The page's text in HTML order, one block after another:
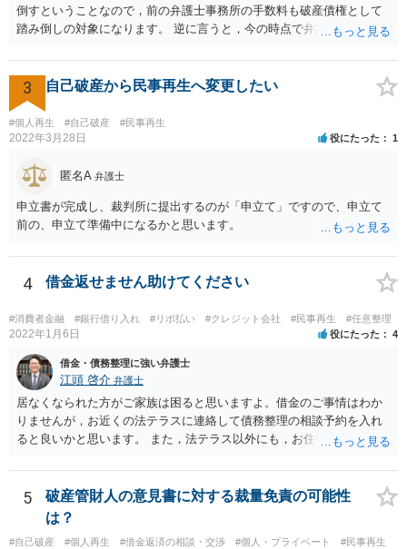
倒すということなので，前の弁護士事務所の手数料も破産債権として
踏み倒しの対象になります。 逆に言うと，今の時点で弁護士手数料を
なるので，方針が決まるまでは支払わない方がいいでしょう。 費用は
法テラスを利用できるなら分割払いができるはずですが，収入や資力
が一定以上だと利用できません。 また，破産にあたって破産管財人と
いうのが付く管財事件になる可能性もありますので，その場合は予納
金という管財人に係る費用（20万円が目安）を別途裁判所に払い込む
分で用立てる必要があります。
3 自己破産から民事再生へ変更したい
#個人再生 #自己破産 #民事再生
2022年3月28日 役にたった 1
匿名A 弁護士
申立書が完成し、裁判所に提出するのが「申立て」ですので、申立て
前の、申立て準備中になるかと思います。
4 借金返せません助けてください
#消費者金融 #銀行借り入れ #リボ払い #クレジット会社 #民事再生 #任意整理
2022年1月6日 役にたった 4
借金・債務整理に強い弁護士
江頭 啓介 弁護士
居なくなられた方がご家族は困ると思いますよ。借金のご事情はわか
りませんが，お近くの法テラスに連絡して債務整理の相談予約を入れ
ると良いかと思います。 また，法テラス以外にも，お住いの都道府県
してみてください。
5
破産管財人の意見書に対する裁量免責の可能性
は？
#自己破産 #個人再生 #借金返済の相談・交渉 #個人・プライベート
#民事再生